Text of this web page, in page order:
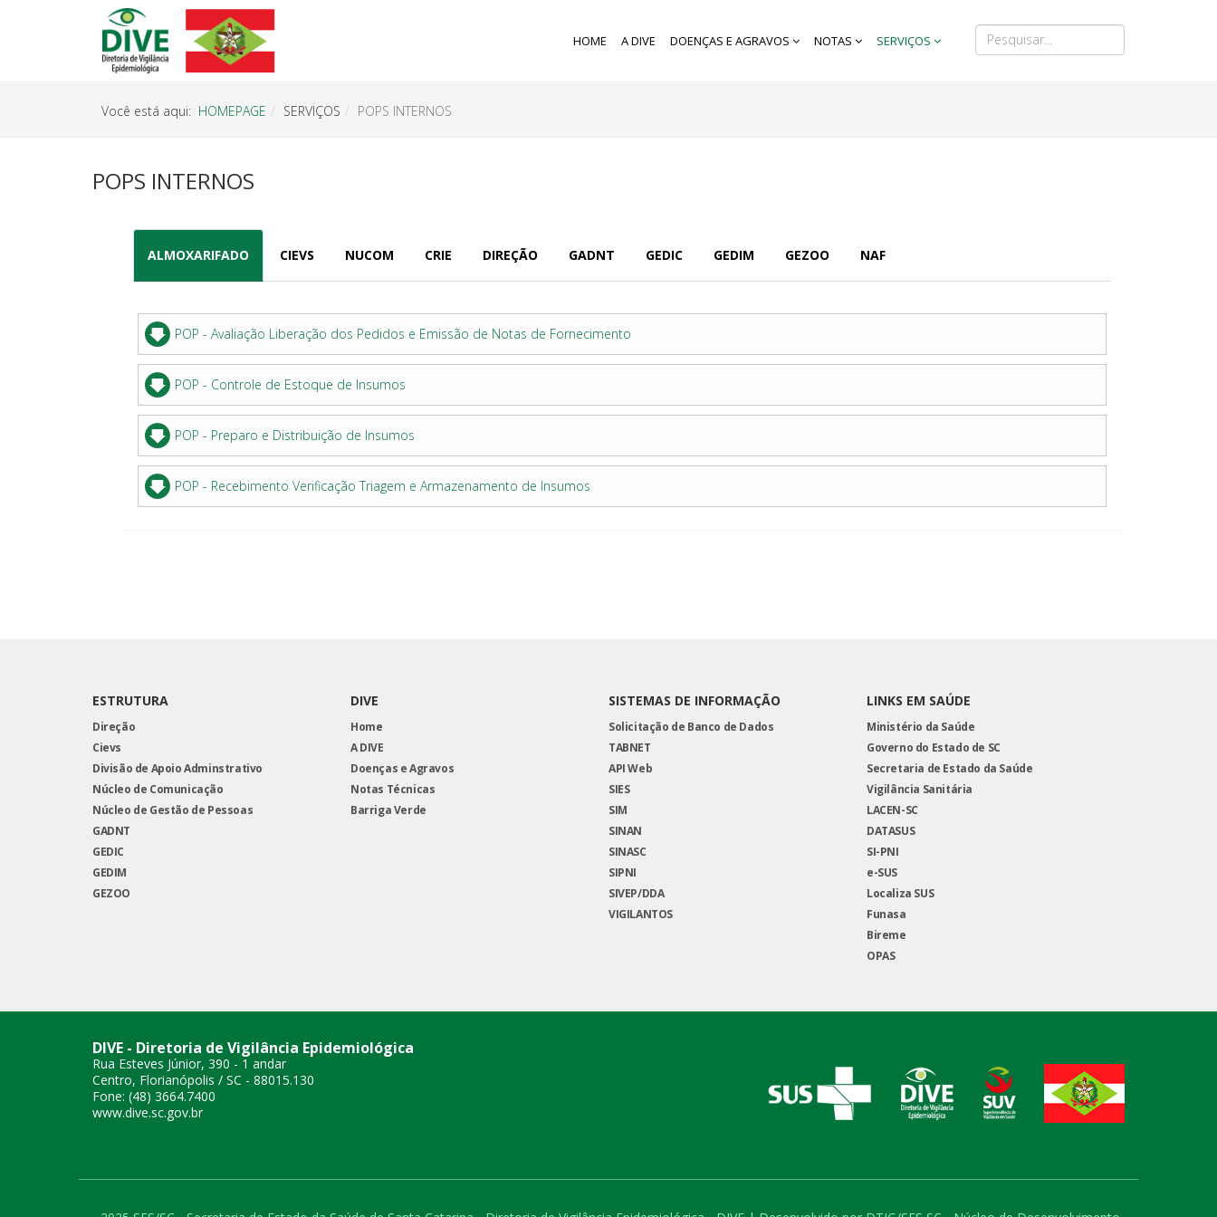
HOME A DIVE DOENÇAS E AGRAVOS NOTAS SERVIÇOS
Você está aqui: HOMEPAGE SERVIÇOS POPS INTERNOS
POPS INTERNOS
ALMOXARIFADO CIEVS NUCOM CRIE DIREÇÃO GADNT GEDIC GEDIM GEZOO NAF
POP - Avaliação Liberação dos Pedidos e Emissão de Notas de Fornecimento
POP - Controle de Estoque de Insumos
POP - Preparo e Distribuição de Insumos
POP - Recebimento Verificação Triagem e Armazenamento de Insumos
ESTRUTURA
Direção
Cievs
Divisão de Apoio Adminstrativo
Núcleo de Comunicação
Núcleo de Gestão de Pessoas
GADNT
GEDIC
GEDIM
GEZOO
DIVE
Home
A DIVE
Doenças e Agravos
Notas Técnicas
Barriga Verde
SISTEMAS DE INFORMAÇÃO
Solicitação de Banco de Dados
TABNET
API Web
SIES
SIM
SINAN
SINASC
SIPNI
SIVEP/DDA
VIGILANTOS
LINKS EM SAÚDE
Ministério da Saúde
Governo do Estado de SC
Secretaria de Estado da Saúde
Vigilância Sanitária
LACEN-SC
DATASUS
SI-PNI
e-SUS
Localiza SUS
Funasa
Bireme
OPAS
DIVE - Diretoria de Vigilância Epidemiológica
Rua Esteves Júnior, 390 - 1 andar
Centro, Florianópolis / SC - 88015.130
Fone: (48) 3664.7400
www.dive.sc.gov.br